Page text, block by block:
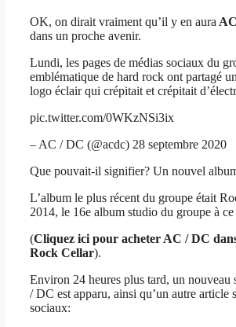
OK, on ​​dirait vraiment qu’il y en aura
dans un proche avenir.
Lundi, les pages de médias sociaux du
emblématique de hard rock ont ​​partagé
logo éclair qui crépitait et crépitait
pic.twitter.com/0WKzNSi3ix
– AC / DC (@acdc) 28 septembre 2020
Que pouvait-il signifier? Un nouvel
L’album le plus récent du groupe était
2014, le 16e album studio du groupe à ce
(Cliquez ici pour acheter AC / DC
Rock Cellar).
Environ 24 heures plus tard, un nouveau
/ DC est apparu, ainsi qu’un autre article
sociaux: